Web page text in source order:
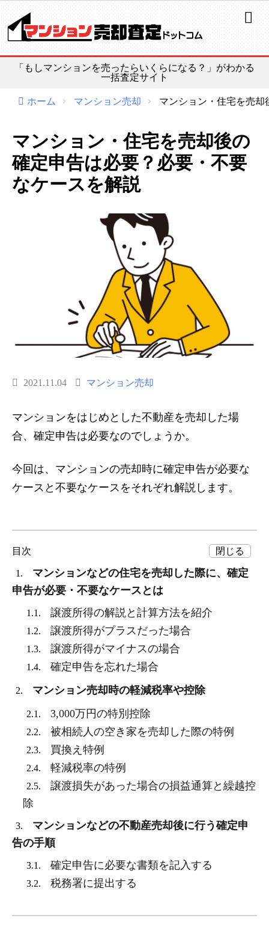
「もしマンションを売ったらいくらになる？」がわかる
一括査定サイト
ホーム
よくある質問
漫画で解説
コラム
売れる！不動産会社選び
路線価の活用法
ホーム マンション売却 マンション・住宅を売
マンション・住宅を売却後の
確定申告は必要？必要・不要
なケースを解説
2021.11.04 マンション売却
マンションをはじめとした不動産を売却した場
合、確定申告は必要なのでしょうか。
今回は、マンションの売却時に確定申告が必要な
ケースと不要なケースをそれぞれ解説します。
目次
1.
マンションなどの住宅を売却した際に、確定
申告が必要・不要なケースとは
1.1. 譲渡所得の解説と計算方法を紹介
1.2. 譲渡所得がプラスだった場合
1.3. 譲渡所得がマイナスの場合
1.4. 確定申告を忘れた場合
2. マンション売却時の軽減税率や控除
2.1. 3,000万円の特別控除
2.2. 被相続人の空き家を売却した際の特例
2.3. 買換え特例
2.4. 軽減税率の特例
2.5.
譲渡損失があった場合の損益通算と繰越控
除
3.
マンションなどの不動産売却後に行う確定申
告の手順
3.1. 確定申告に必要な書類を記入する
3.2. 税務署に提出する